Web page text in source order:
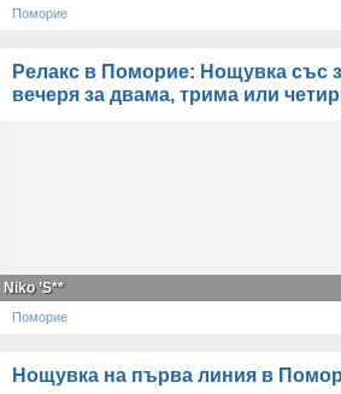
Поморие
Релакс в Поморие: Нощувка със
вечеря за двама, трима или
Niko ’S**
Поморие
Нощувка на първа линия в